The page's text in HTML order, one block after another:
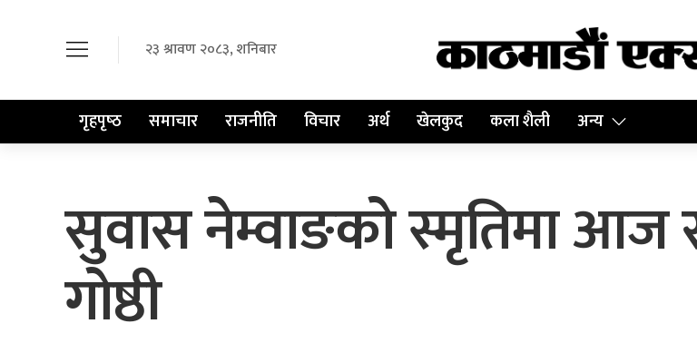
२३ श्रावण २०८३, शनिबार
गृहपृष्‍ठ समाचार राजनीति विचार अर्थ खेलकुद कला शैली अन्य
सुवास नेम्वाङको स्मृतिमा आज
गोष्ठी